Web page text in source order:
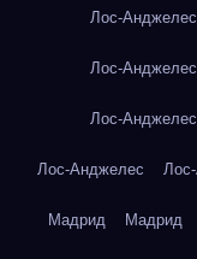
Лос-Анджелес
Лос-Анджелес
Лос-Анджелес
Лос-Анджелес
Мадрид Мадрид